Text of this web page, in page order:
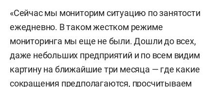
«Сейчас мы мониторим ситуацию по занятости
ежедневно. В таком жестком режиме
мониторинга мы еще не были. Дошли до всех,
даже небольших предприятий и по всем видим
картину на ближайшие три месяца — где какие
сокращения предполагаются, просчитываем